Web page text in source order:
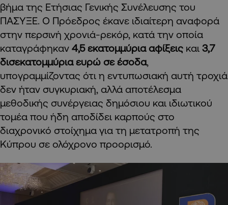
βήμα της Ετήσιας Γενικής Συνέλευσης του
ΠΑΣΥΞΕ. Ο Πρόεδρος έκανε ιδιαίτερη αναφορά
στην περσινή χρονιά-ρεκόρ, κατά την οποία
καταγράφηκαν 4,5 εκατομμύρια αφίξεις και 3,7
δισεκατομμύρια ευρώ σε έσοδα,
υπογραμμίζοντας ότι η εντυπωσιακή αυτή τροχιά
δεν ήταν συγκυριακή, αλλά αποτέλεσμα
μεθοδικής συνέργειας δημόσιου και ιδιωτικού
τομέα που ήδη αποδίδει καρπούς στο
διαχρονικό στοίχημα για τη μετατροπή της
Κύπρου σε ολόχρονο προορισμό.